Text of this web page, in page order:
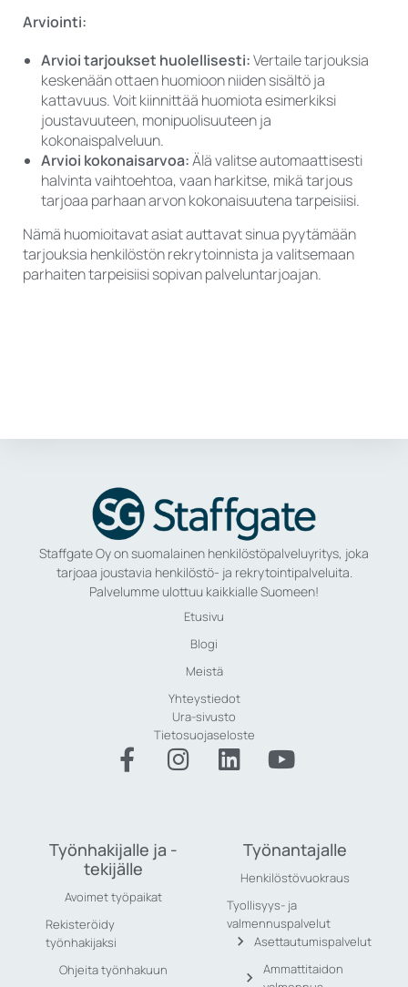
Arviointi:
Arvioi tarjoukset huolellisesti:Vertaile tarjouksia
keskenään ottaen huomioon niiden sisältö ja
kattavuus. Voit kiinnittää huomiota esimerkiksi
joustavuuteen, monipuolisuuteen ja
kokonaispalveluun.
Arvioi kokonaisarvoa:Älä valitse automaattisesti
halvinta vaihtoehtoa, vaan harkitse, mikä tarjous
tarjoaa parhaan arvon kokonaisuutena tarpeisiisi.
Nämä huomioitavat asiat auttavat sinua pyytämään
tarjouksia henkilöstön rekrytoinnista ja valitsemaan
parhaiten tarpeisiisi sopivan palveluntarjoajan.
Staffgate Oy on suomalainen henkilöstöpalveluyritys, joka
tarjoaa joustavia henkilöstö- ja rekrytointipalveluita.
Palvelumme ulottuu kaikkialle Suomeen!
Etusivu
Blogi
Meistä
Yhteystiedot
Ura-sivusto
Tietosuojaseloste
Työnhakijalle ja -
tekijälle
Avoimet työpaikat
Rekisteröidy
työnhakijaksi
Ohjeita työnhakuun
Työnantajalle
Henkilöstövuokraus
Tyollisyys- ja
valmennuspalvelut
Asettautumispalvelut
Ammattitaidon